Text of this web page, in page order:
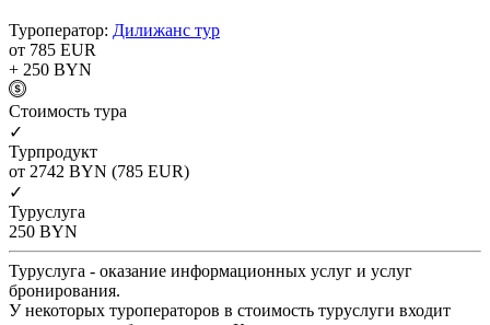
Туроператор: Дилижанс тур
от 785 EUR
+ 250 BYN
Cтоимость тура
✓
Турпродукт
от 2742 BYN (785 EUR)
✓
Туруслуга
250 BYN
Туруслуга - оказание информационных услуг и услуг
бронирования.
У некоторых туроператоров в стоимость туруслуги входит